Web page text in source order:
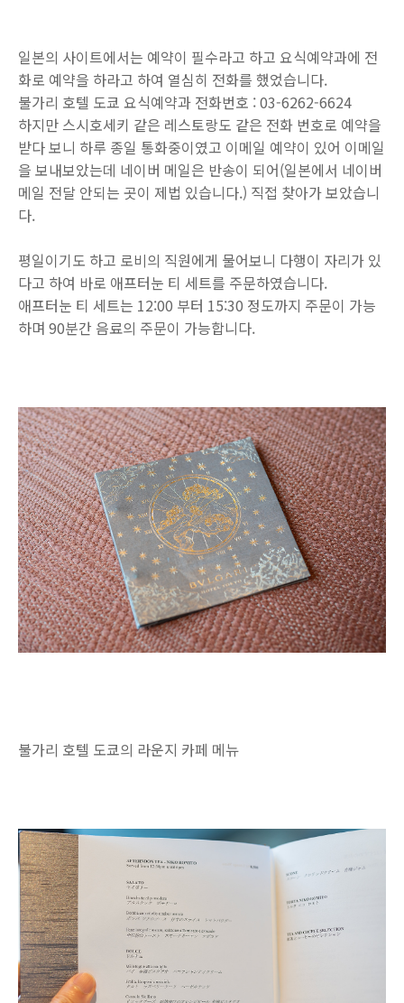
일본의 사이트에서는 예약이 필수라고 하고 요식예약과에 전
화로 예약을 하라고 하여 열심히 전화를 했었습니다.
불가리 호텔 도쿄 요식예약과 전화번호 : 03-6262-6624
하지만 스시호세키 같은 레스토랑도 같은 전화 번호로 예약을
받다 보니 하루 종일 통화중이였고 이메일 예약이 있어 이메일
을 보내보았는데 네이버 메일은 반송이 되어(일본에서 네이버
메일 전달 안되는 곳이 제법 있습니다.) 직접 찾아가 보았습니
다.
평일이기도 하고 로비의 직원에게 물어보니 다행이 자리가 있
다고 하여 바로 애프터눈 티 세트를 주문하였습니다.
애프터눈 티 세트는 12:00 부터 15:30 정도까지 주문이 가능
하며 90분간 음료의 주문이 가능합니다.
불가리 호텔 도쿄의 라운지 카페 메뉴